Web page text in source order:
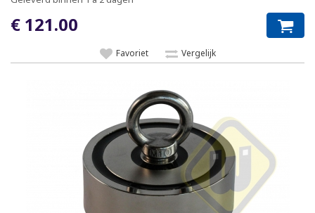
€ 121.00
Favoriet Vergelijk